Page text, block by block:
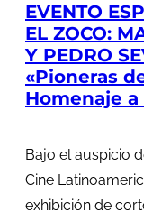
EVENTO
EL ZOCO:
Y PEDRO
«Pioneras
Homenaje a
Bajo el auspicio
Cine
exhibición de